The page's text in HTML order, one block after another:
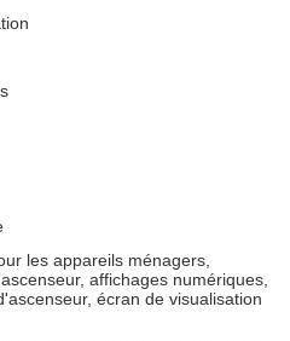
les appareils ménagers,
affichages numériques,
écran de visualisation